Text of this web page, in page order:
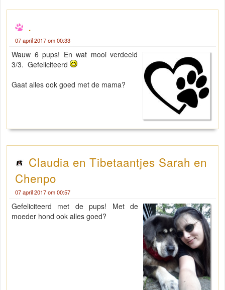
.
07 april 2017 om 00:33
Wauw 6 pups! En wat mooi verdeeld
3/3. Gefeliciteerd
Gaat alles ook goed met de mama?
Claudia en Tibetaantjes Sarah en
Chenpo
07 april 2017 om 00:57
Gefeliciteerd met de pups! Met de
moeder hond ook alles goed?